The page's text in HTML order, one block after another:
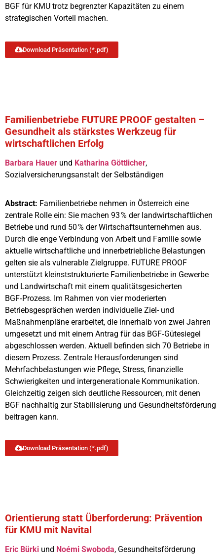
BGF für KMU trotz begrenzter Kapazitäten zu einem
strategischen Vorteil machen.
Download Präsentation (*.pdf)
Familienbetriebe FUTURE PROOF gestalten –
Gesundheit als stärkstes Werkzeug für
wirtschaftlichen Erfolg
Barbara Hauer und Katharina Göttlicher,
Sozialversicherungsanstalt der Selbständigen
Abstract: Familienbetriebe nehmen in Österreich eine
zentrale Rolle ein: Sie machen 93 % der landwirtschaftlichen
Betriebe und rund 50 % der Wirtschaftsunternehmen aus.
Durch die enge Verbindung von Arbeit und Familie sowie
aktuelle wirtschaftliche und innerbetriebliche Belastungen
gelten sie als vulnerable Zielgruppe. FUTURE PROOF
unterstützt kleinststrukturierte Familienbetriebe in Gewerbe
und Landwirtschaft mit einem qualitätsgesicherten
BGF‑Prozess. Im Rahmen von vier moderierten
Betriebsgesprächen werden individuelle Ziel- und
Maßnahmenpläne erarbeitet, die innerhalb von zwei Jahren
umgesetzt und mit einem Antrag für das BGF‑Gütesiegel
abgeschlossen werden. Aktuell befinden sich 70 Betriebe in
diesem Prozess. Zentrale Herausforderungen sind
Mehrfachbelastungen wie Pflege, Stress, finanzielle
Schwierigkeiten und intergenerationale Kommunikation.
Gleichzeitig zeigen sich deutliche Ressourcen, mit denen
BGF nachhaltig zur Stabilisierung und Gesundheitsförderung
beitragen kann.
Download Präsentation (*.pdf)
Orientierung statt Überforderung: Prävention
für KMU mit Navital
Eric Bürki und Noémi Swoboda, Gesundheitsförderung